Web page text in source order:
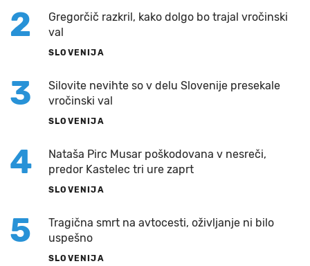
2
Gregorčič razkril, kako dolgo bo trajal vročinski
val
SLOVENIJA
3
Silovite nevihte so v delu Slovenije presekale
vročinski val
SLOVENIJA
4
Nataša Pirc Musar poškodovana v nesreči,
predor Kastelec tri ure zaprt
SLOVENIJA
5
Tragična smrt na avtocesti, oživljanje ni bilo
uspešno
SLOVENIJA